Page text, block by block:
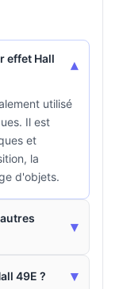
effet Hall
▾
utilisé
Il est
et
la
d'objets.
▾
49E ? ▾